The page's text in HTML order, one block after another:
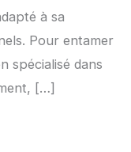
à sa
Pour entamer
spécialisé dans
[…]